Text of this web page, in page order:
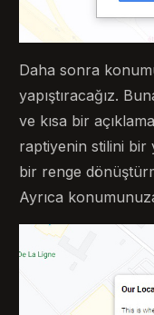
Daha sonra
yapıştıracağız.
ve kısa bir
raptiyenin stilini bir
bir renge
Ayrıca